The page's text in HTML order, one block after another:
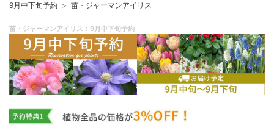
9月中下旬予約 苗・ジャーマンアイリス
苗・ジャーマンアイリス：9月中下旬予約